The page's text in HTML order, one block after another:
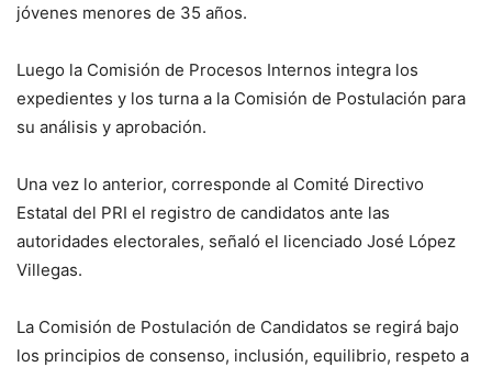
jóvenes menores de 35 años.
Luego la Comisión de Procesos Internos integra los
expedientes y los turna a la Comisión de Postulación para
su análisis y aprobación.
Una vez lo anterior, corresponde al Comité Directivo
Estatal del PRI el registro de candidatos ante las
autoridades electorales, señaló el licenciado José López
Villegas.
La Comisión de Postulación de Candidatos se regirá bajo
los principios de consenso, inclusión, equilibrio, respeto a